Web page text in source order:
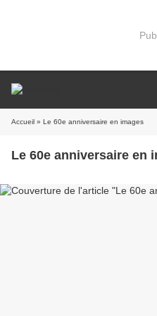
Accueil » Le 60e anniversaire en images
Le 60e anniversaire en